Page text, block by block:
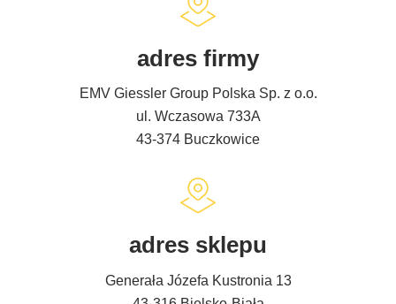
adres firmy
EMV Giessler Group Polska Sp. z o.o.
ul. Wczasowa 733A
43-374 Buczkowice
adres sklepu
Generała Józefa Kustronia 13